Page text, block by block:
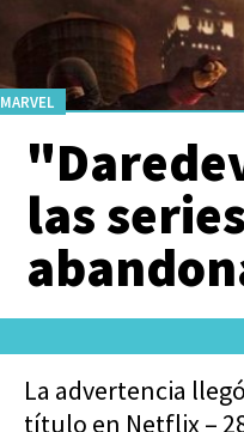
MARVEL
las
La advertencia
título en Netflix –